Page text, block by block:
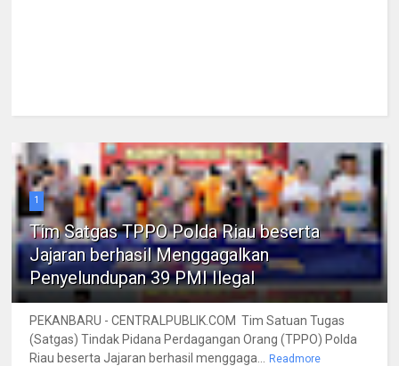
1
Tim Satgas TPPO Polda Riau beserta
Jajaran berhasil Menggagalkan
Penyelundupan 39 PMI Ilegal
PEKANBARU - CENTRALPUBLIK.COM Tim Satuan Tugas
(Satgas) Tindak Pidana Perdagangan Orang (TPPO) Polda
Riau beserta Jajaran berhasil menggaga...
Readmore